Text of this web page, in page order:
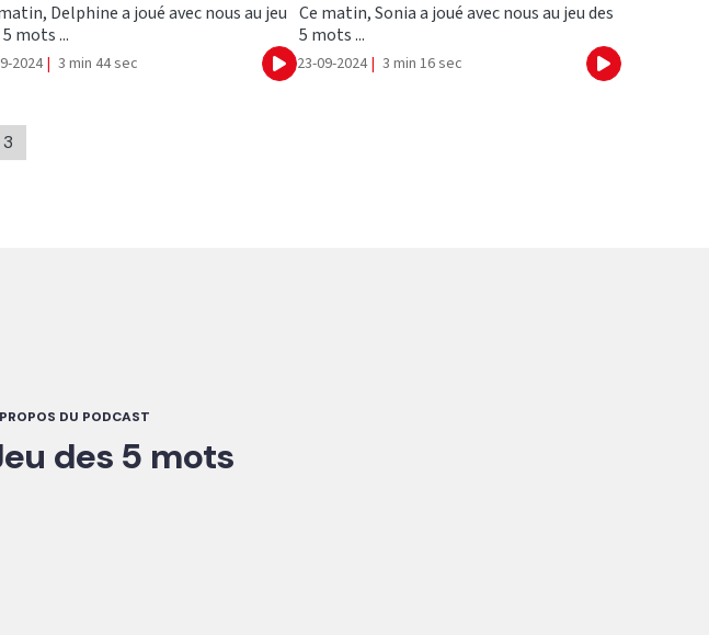
Delphine a joué avec nous au jeu
mots ...
2024| 3 min 44 sec Ecouter
Ce matin, Sonia a joué avec nous au jeu des
5 mots ...
23-09-2024 | 3 min 16 sec Ecouter
3
DU PODCAST
des 5 mots